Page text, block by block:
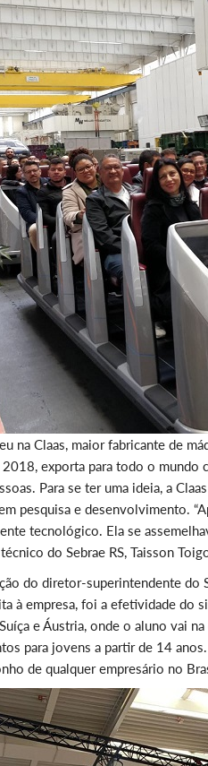
na Claas, maior fabricante de
exporta para todo o mundo
Para se ter uma ideia, a
pesquisa e desenvolvimento.
tecnológico. Ela se
do Sebrae RS, Taisson
do diretor-superintendente do
à empresa, foi a efetividade do
e Áustria, onde o aluno vai
para jovens a partir de 14
de qualquer empresário no